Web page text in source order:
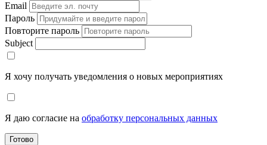
Email
Пароль
Повторите пароль
Subject
Я хочу получать уведомления о новых мероприятиях
Я даю согласие на обработку персональных данных
Готово